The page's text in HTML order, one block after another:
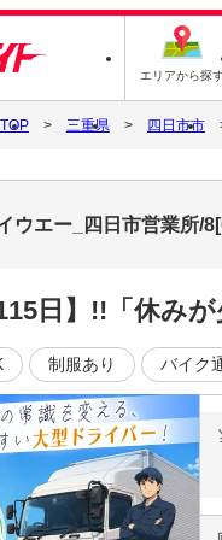
エリアから探
三重県 四日市市
ウエー_四日市営業所/
115日】!!「休み
制服あり バイク